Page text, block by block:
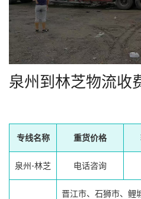
泉州到林芝物流收
专线名称 重货价格
泉州-林芝 电话咨询
晋江市、石狮市、鲤